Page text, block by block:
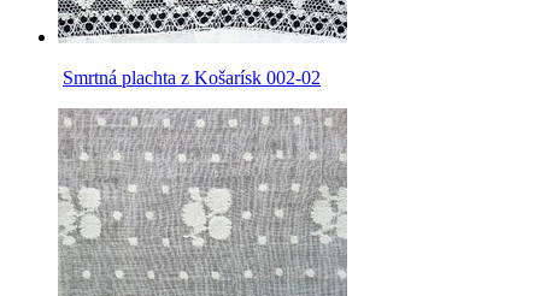
Smrtná plachta z Košarísk 002-02